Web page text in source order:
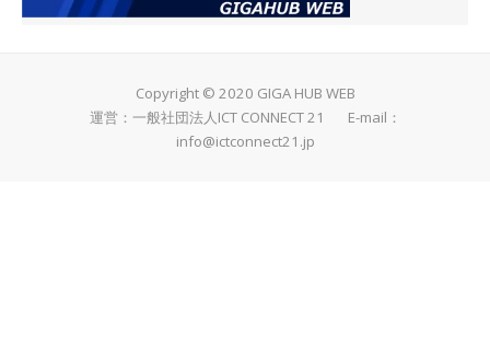
Copyright © 2020 GIGA HUB WEB
運営：一般社団法人ICT CONNECT 21 E-mail：
info@ictconnect21.jp